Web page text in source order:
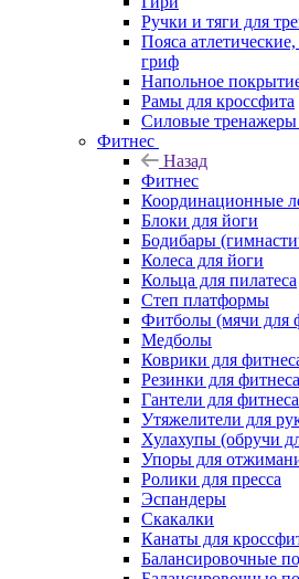
Ручки и тяги для
Пояса
гриф
Напольное
Рамы для кроссфита
Силовые тренажеры
Фитнес
Назад
Фитнес
Координационные
Блоки для йоги
Бодибары
Колеса для йоги
Кольца для пилатеса
Степ платформы
Фитболы (мячи для
Медболы
Коврики для
Резинки для
Гантели для фитнеса
Утяжелители для
Хулахупы (обручи
Упоры для
Ролики для пресса
Эспандеры
Скакалки
Канаты для
Балансировочные